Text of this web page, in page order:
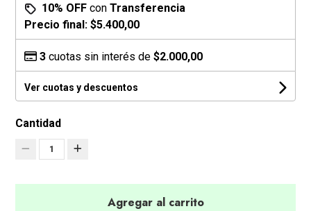
10% OFF conTransferencia
Precio final:$5.400,00
3 cuotas sin interés de$2.000,00
Ver cuotas y descuentos
Cantidad
1
Agregar al carrito